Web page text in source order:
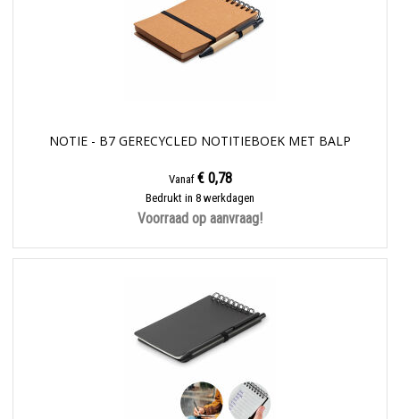
NOTIE - B7 GERECYCLED NOTITIEBOEK MET BALP
Vanaf € 0,78
Bedrukt in 8 werkdagen
Voorraad op aanvraag!